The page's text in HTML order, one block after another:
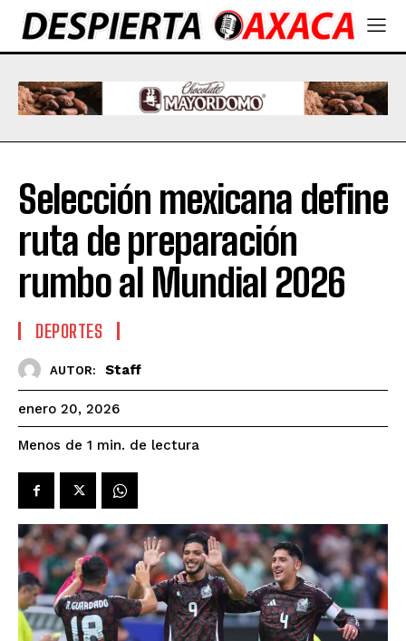
Selección mexicana define
ruta de preparación
rumbo al Mundial 2026
DEPORTES
AUTOR: Staff
enero 20, 2026
Menos de 1 min. de lectura